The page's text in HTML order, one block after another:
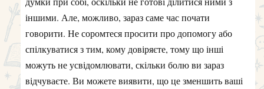
іншими. Але, можливо, зараз саме час почати
говорити. Не соромтеся просити про допомогу або
спілкуватися з тим, кому довіряєте, тому що інші
можуть не усвідомлювати, скільки болю ви зараз
відчуваєте. Ви можете виявити, що це зменшить ваші